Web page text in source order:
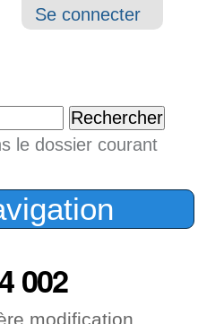
Outils
Se connecter
le dossier courant
002
modification